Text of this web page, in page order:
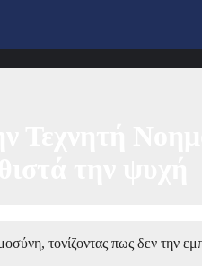
τονίζοντας πως δεν την